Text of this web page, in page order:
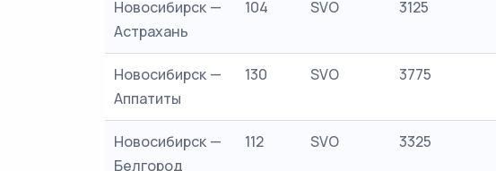
Новосибирск —
Астрахань
104 SVO 3125
Новосибирск —
Аппатиты
130 SVO 3775
Новосибирск —
Белгород
112 SVO 3325